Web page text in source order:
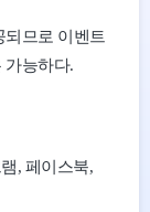
되므로 이벤트
가능하다.
, 페이스북,